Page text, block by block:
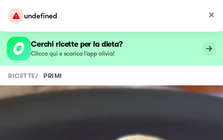
undefined
Cerchi ricette per la dieta?
Clicca qui e scarica l’app olivia!
RICETTE/ PRIMI